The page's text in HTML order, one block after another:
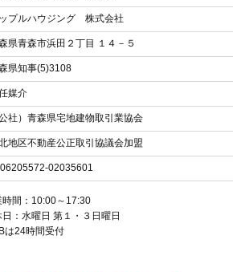
プルハウジング 株式会社
県青森市浜田２丁目 １４－５
県知事(5)3108
媒介
公社）青森県宅地建物取引業協会
地区不動産公正取引協議会加盟
02035601
時間：10:00～17:30
日：水曜日 第１・３日曜日
は24時間受付